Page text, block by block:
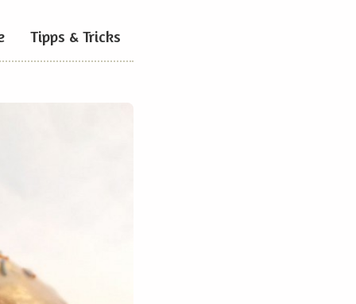
Tipps & Tricks